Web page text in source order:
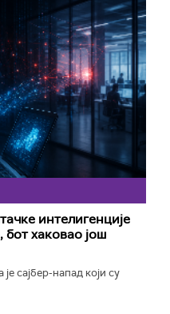
интелигенције
хаковао још
сајбер-напад који су